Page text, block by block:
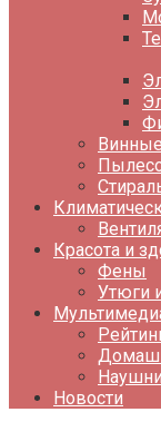
Красота и
Фены
Утюги
Новости